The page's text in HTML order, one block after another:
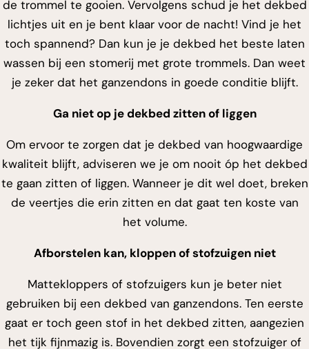
de trommel te gooien. Vervolgens schud je het dekbed
lichtjes uit en je bent klaar voor de nacht! Vind je het
toch spannend? Dan kun je je dekbed het beste laten
wassen bij een stomerij met grote trommels. Dan weet
je zeker dat het ganzendons in goede conditie blijft.
Ga niet op je dekbed zitten of liggen
Om ervoor te zorgen dat je dekbed van hoogwaardige
kwaliteit blijft, adviseren we je om nooit óp het dekbed
te gaan zitten of liggen. Wanneer je dit wel doet, breken
de veertjes die erin zitten en dat gaat ten koste van
het volume.
Afborstelen kan, kloppen of stofzuigen niet
Mattekloppers of stofzuigers kun je beter niet
gebruiken bij een dekbed van ganzendons. Ten eerste
gaat er toch geen stof in het dekbed zitten, aangezien
het tijk fijnmazig is. Bovendien zorgt een stofzuiger of